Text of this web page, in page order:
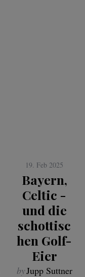
19. Feb 2025
Bayern,
Celtic -
und die
schottisc
hen Golf-
Eier
byJupp Suttner